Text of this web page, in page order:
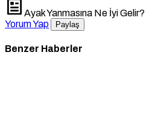
Ayak Yanmasına Ne İyi Gelir?
Yorum Yap
Paylaş
Benzer Haberler